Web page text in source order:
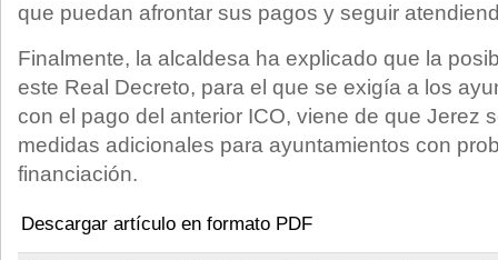
que puedan afrontar sus pagos y seguir
Finalmente, la alcaldesa ha explicado que la
este Real Decreto, para el que se exigía a los
con el pago del anterior ICO, viene de que Jerez
medidas adicionales para ayuntamientos con
financiación.
Descargar artículo en formato PDF